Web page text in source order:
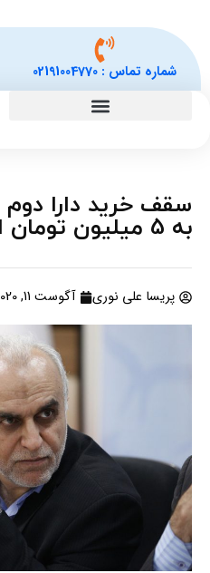
شماره تماس :02191004770
سقف خرید دارا
به 5 میلیون تومان افزایش یافت
پریسا علی نوری آگوست 11, 2020